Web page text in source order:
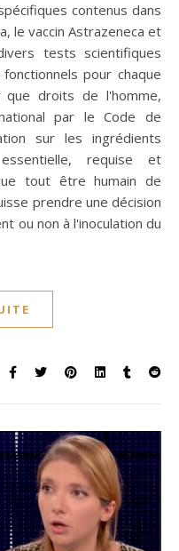
contenus dans
le vaccin Astrazeneca et
tests scientifiques
pour chaque
que droits de l'homme,
par le Code de
sur les ingrédients
requise et
tout être humain de
prendre une décision
ou non à l'inoculation du